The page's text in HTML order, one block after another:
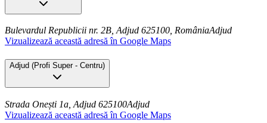
Bulevardul Republicii nr. 2B, Adjud 625100, RomâniaAdjud
Vizualizează această adresă în Google Maps
Adjud (Profi Super - Centru)
Strada Onești 1a, Adjud 625100Adjud
Vizualizează această adresă în Google Maps